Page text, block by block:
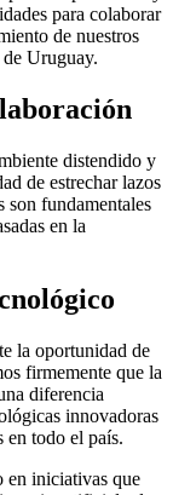
para colaborar
de nuestros
Uruguay.
distendido y
de estrechar lazos
son fundamentales
en la
la oportunidad de
firmemente que la
diferencia
innovadoras
en todo el país.
en iniciativas que